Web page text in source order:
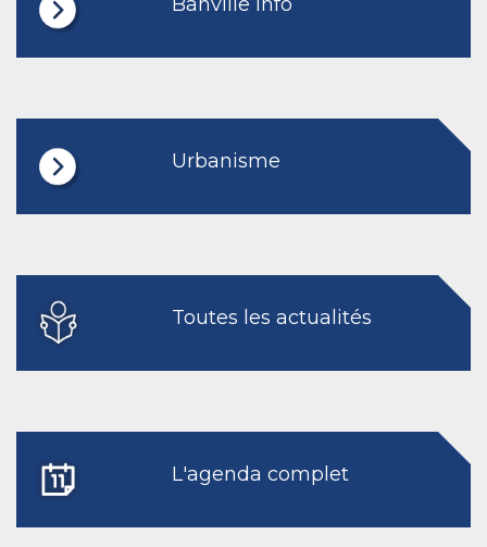
Urbanisme
Toutes les actualités
L'agenda complet